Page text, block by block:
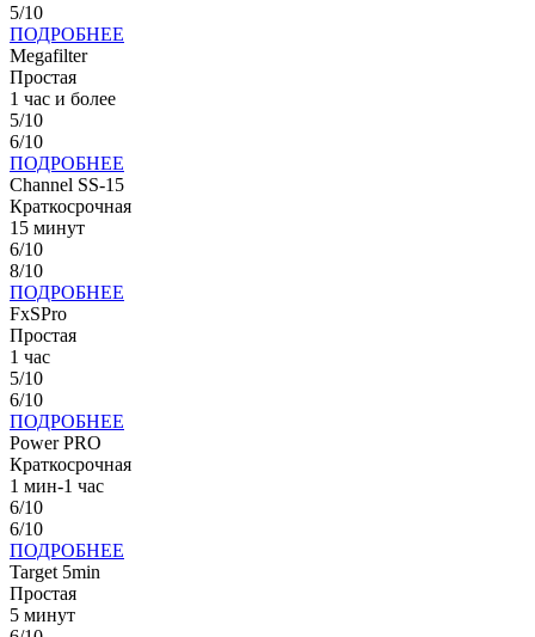
5/10
ПОДРОБНЕЕ
Megafilter
Простая
1 час и более
5/10
6/10
ПОДРОБНЕЕ
Channel SS-15
Краткосрочная
15 минут
6/10
8/10
ПОДРОБНЕЕ
FxSPro
Простая
1 час
5/10
6/10
ПОДРОБНЕЕ
Power PRO
Краткосрочная
1 мин-1 час
6/10
6/10
ПОДРОБНЕЕ
Target 5min
Простая
5 минут